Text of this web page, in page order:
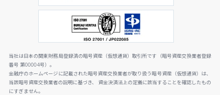
当社は日本の関東財務局登録済の暗号資産（仮想通貨）取引所です（暗号資産交換業者登録
番号 第00004号）。
金融庁のホームページに記載された暗号資産交換業者が取り扱う暗号資産（仮想通貨）は、
当該暗号資産交換業者の説明に基づき、 資金決済法上の定義に該当することを確認したもの
にすぎません。